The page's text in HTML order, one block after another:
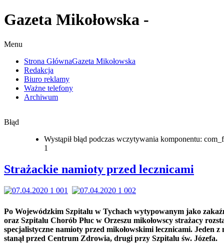
Gazeta Mikołowska -
Menu
Strona GłównaGazeta Mikołowska
Redakcja
Biuro reklamy
Ważne telefony
Archiwum
Błąd
Wystąpił błąd podczas wczytywania komponentu:
1
Strażackie namioty przed lecznicami
Po Wojewódzkim Szpitalu w Tychach wytypowanym jako
oraz Szpitalu Chorób Płuc w Orzeszu mikołowscy strażacy
specjalistyczne namioty przed mikołowskimi lecznicami. Jeden z
stanął przed Centrum Zdrowia, drugi przy Szpitalu św. Józefa.